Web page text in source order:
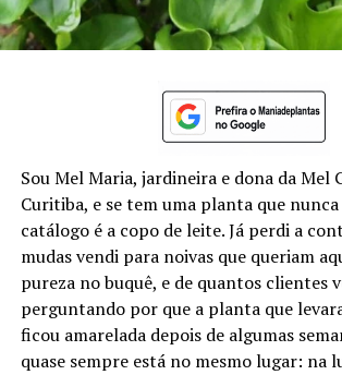
Sou Mel Maria, jardineira e dona da Mel
Curitiba, e se tem uma planta que nunca
catálogo é a copo de leite. Já perdi a
mudas vendi para noivas que queriam
pureza no buquê, e de quantos clientes
perguntando por que a planta que
ficou amarelada depois de algumas
quase sempre está no mesmo lugar: na